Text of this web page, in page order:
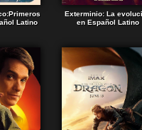
Latino
Exterminio: La
en Español Latino